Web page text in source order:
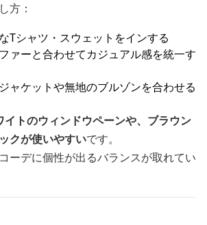
方：
Tシャツ・スウェットをインする
ァーと合わせてカジュアル感を統一す
ャケットや無地のブルゾンを合わせる
イトのウィンドウペーンや、ブラウン
クが使いやすいです。
ーデに個性が出るバランスが取れてい